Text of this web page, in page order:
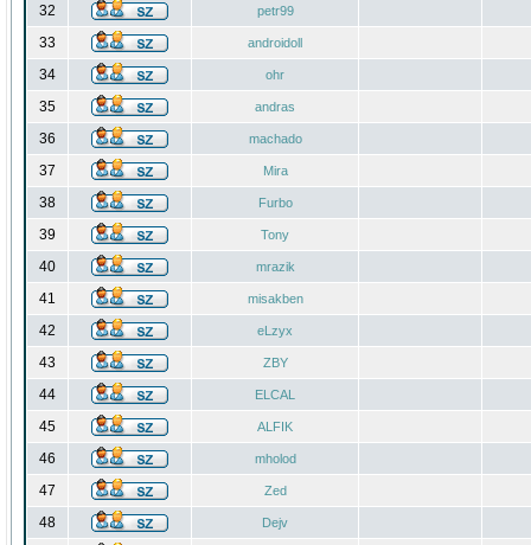
32 petr99
33 androidoll
34 ohr
35 andras
36 machado
37 Mira
38 Furbo
39 Tony
40 mrazik
41 misakben
42 eLzyx
43 ZBY
44 ELCAL
45 ALFIK
46 mholod
47 Zed
48 Dejv